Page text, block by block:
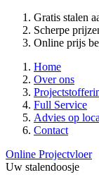
Gratis stalen
Scherpe
Online prijs
Home
Over ons
Full Service
Advies op
Contact
Online Projectvloer
Uw stalendoosje